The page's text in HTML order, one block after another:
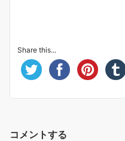
Share this...
コメントする